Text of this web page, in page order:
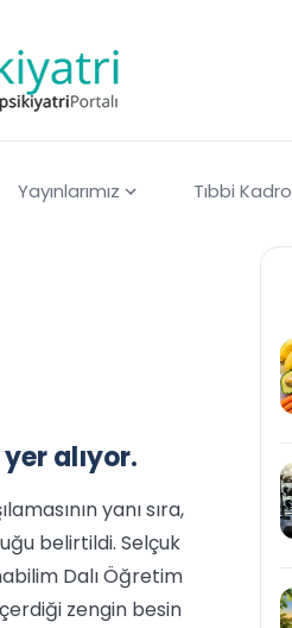
Yayınlarımız Tıbbi Kadro
alıyor.
yanı sıra,
belirtildi. Selçuk
Dalı Öğretim
zengin besin